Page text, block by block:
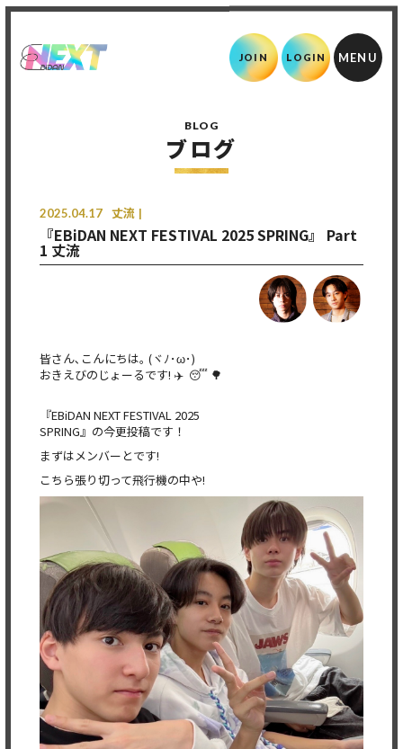
JOIN LOGIN
BLOG
ブログ
2025.04.17 丈流
『EBiDAN NEXT FESTIVAL 2025 SPRING』 Part
1 丈流
皆さん､こんにちは｡ (ヾﾉ･ω･)
おきえびのじょーるです! ✈️ 😴 🌳
『EBiDAN NEXT FESTIVAL 2025
SPRING』の今更投稿です！
まずはメンバーとです!
こちら張り切って飛行機の中や!